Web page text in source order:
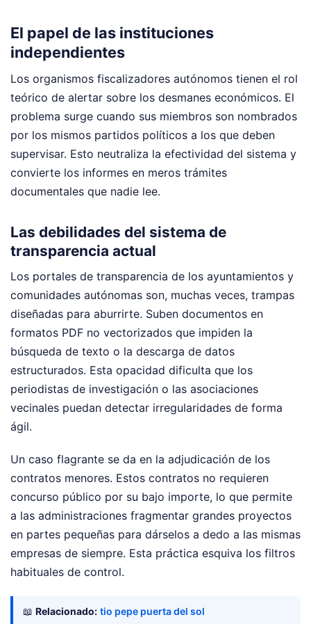
El papel de las instituciones
independientes
Los organismos fiscalizadores autónomos tienen el rol
teórico de alertar sobre los desmanes económicos. El
problema surge cuando sus miembros son nombrados
por los mismos partidos políticos a los que deben
supervisar. Esto neutraliza la efectividad del sistema y
convierte los informes en meros trámites
documentales que nadie lee.
Las debilidades del sistema de
transparencia actual
Los portales de transparencia de los ayuntamientos y
comunidades autónomas son, muchas veces, trampas
diseñadas para aburrirte. Suben documentos en
formatos PDF no vectorizados que impiden la
búsqueda de texto o la descarga de datos
estructurados. Esta opacidad dificulta que los
periodistas de investigación o las asociaciones
vecinales puedan detectar irregularidades de forma
ágil.
Un caso flagrante se da en la adjudicación de los
contratos menores. Estos contratos no requieren
concurso público por su bajo importe, lo que permite
a las administraciones fragmentar grandes proyectos
en partes pequeñas para dárselos a dedo a las mismas
empresas de siempre. Esta práctica esquiva los filtros
habituales de control.
📖 Relacionado: tio pepe puerta del sol